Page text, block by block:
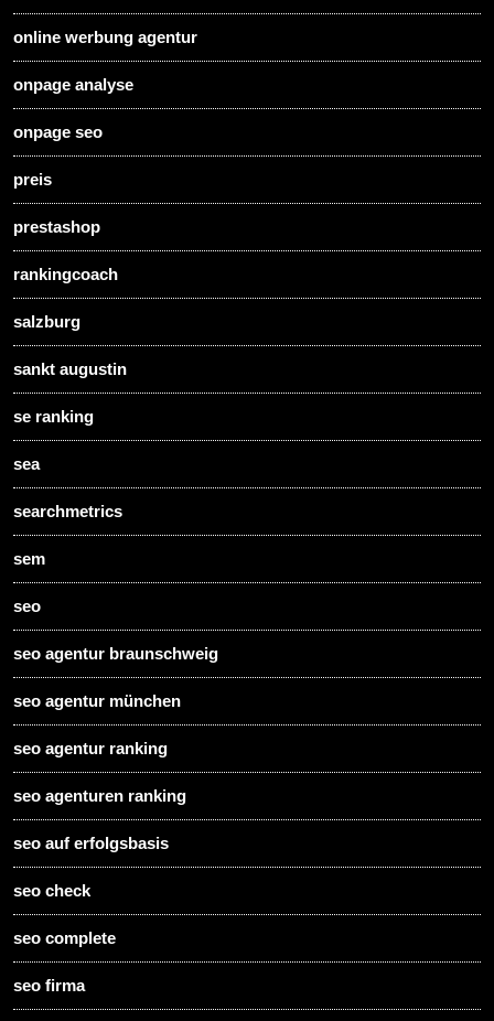
online werbung agentur
onpage analyse
onpage seo
preis
prestashop
rankingcoach
salzburg
sankt augustin
se ranking
sea
searchmetrics
sem
seo
seo agentur braunschweig
seo agentur münchen
seo agentur ranking
seo agenturen ranking
seo auf erfolgsbasis
seo check
seo complete
seo firma